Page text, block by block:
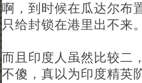
啊，到时候在瓜达尔布
只给封锁在港里出不来
而且印度人虽然比较二
不傻，真以为印度精英